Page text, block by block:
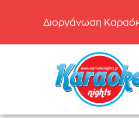
Διοργάνωση